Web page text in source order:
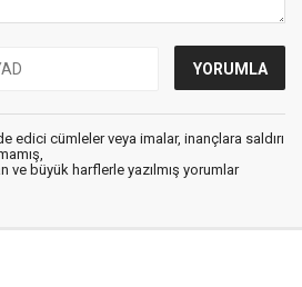
edici cümleler veya imalar, inançlara saldırı
ve büyük harflerle yazılmış yorumlar